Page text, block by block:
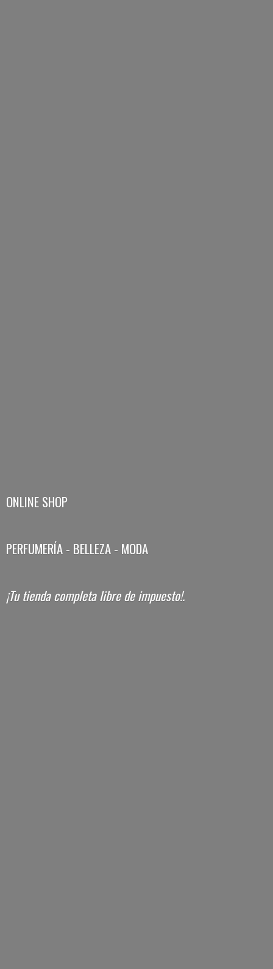
ONLINE SHOP
PERFUMERÍA - BELLEZA - MODA
¡Tu tienda completa librede impuesto!.